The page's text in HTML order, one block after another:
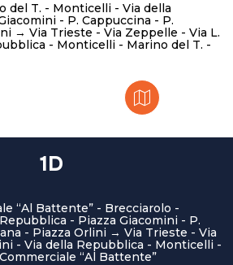
del T. - Monticelli - Via della
- P. Cappuccina - P.
→ Via Trieste - Via Zeppelle - Via L.
- Monticelli - Marino del T. -
1D
“Al Battente” - Brecciarolo -
- Piazza Giacomini - P.
- Piazza Orlini → Via Trieste - Via
- Via della Repubblica - Monticelli -
“Al Battente”